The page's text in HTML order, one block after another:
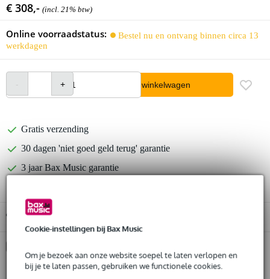
Cookie-instellingen bij Bax Music
Om je bezoek aan onze website soepel te laten verlopen en
bij je te laten passen, gebruiken we functionele cookies.
€ 308,- (incl. 21% btw)
Online voorraadstatus:
Bestel nu en ontvang binnen circa 13
werkdagen
In winkelwagen
Gratis verzending
30 dagen 'niet goed geld terug' garantie
3 jaar Bax Music garantie
Gratis ophalen in de winkel
voordelen
€ 15,40 eenmalig